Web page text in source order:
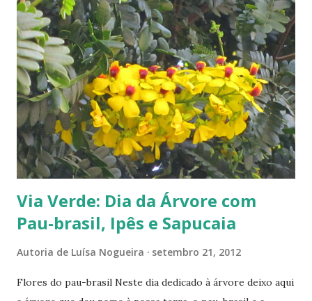
Via Verde: Dia da Árvore com
Pau-brasil, Ipês e Sapucaia
Autoria de Luísa Nogueira setembro 21, 2012
Flores do pau-brasil Neste dia dedicado à árvore deixo aqui